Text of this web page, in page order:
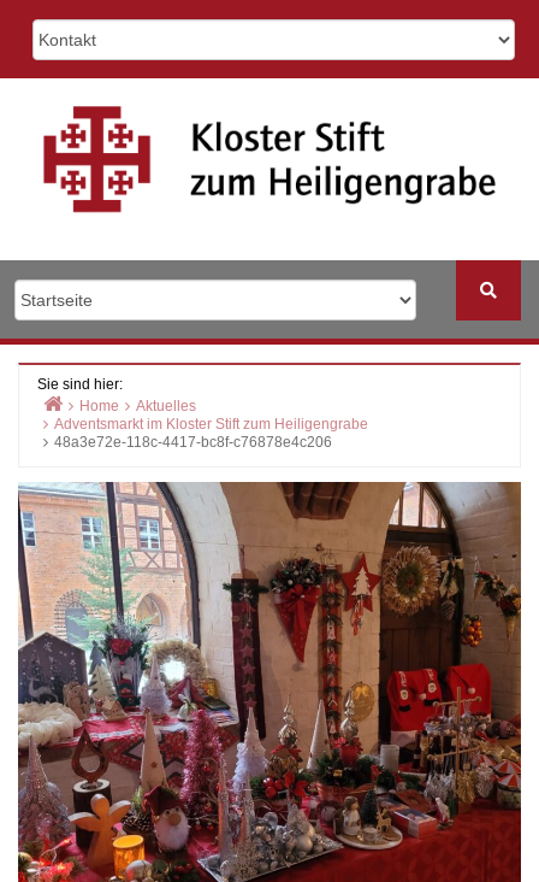
Sie sind hier:
Home
Aktuelles
Adventsmarkt im Kloster Stift zum Heiligengrabe
48a3e72e-118c-4417-bc8f-c76878e4c206